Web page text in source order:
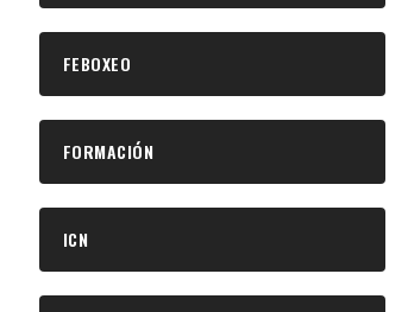
FEBOXEO
FORMACIÓN
ICN